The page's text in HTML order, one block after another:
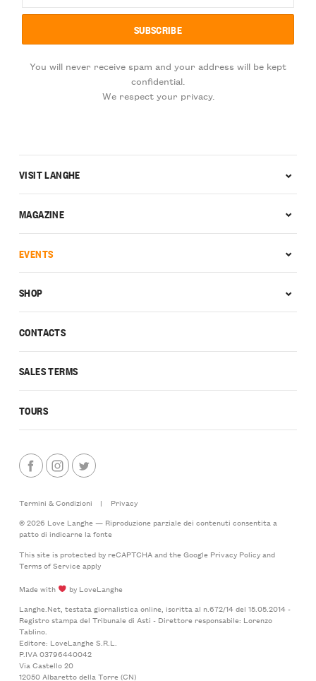
You will never receive spam and your address will be kept
confidential.
We respect your privacy.
CONTACTS
SALES TERMS
TOURS
VISIT LANGHE
MAGAZINE
EVENTS
SHOP
Termini & Condizioni |
Privacy
© 2026 Love Langhe — Riproduzione parziale dei contenuti consentita a
patto di indicarne la fonte
This site is protected by reCAPTCHA and the Google Privacy Policyand
Terms of Serviceapply
Made with
by LoveLanghe
Langhe.Net, testata giornalistica online, iscritta al n.672/14 del 15.05.2014 -
Registro stampa del Tribunale di Asti - Direttore responsabile: Lorenzo
Tablino.
Editore: LoveLanghe S.R.L.
P.IVA 03796440042
Via Castello 20
12050 Albaretto della Torre (CN)